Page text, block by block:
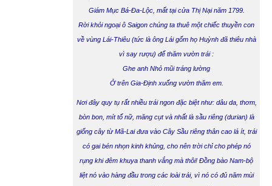
Giám Mục Bá-Đa-Lộc, mất tại cửa Thị Nại năm 1799.
Rời khỏi ngoại ô Saigon chúng ta thuê một chiếc thuyền con
về vùng Lái-Thiêu(tức là ông Lái gốm họ Huỳnh đã thiêu nhà
vì say rượu) để thăm vườn trái :
Ghe anh Nhỏ mũi tráng lường
Ở trên Gia-Định xuống vườn thăm em.
Nơi đây quy tụ rất nhiều trái ngon đặc biệt như: dâu da, thơm,
bòn bon, mít tố nữ, măng cụt và nhất là sầu riêng (durian) là
giống cây từ Mã-Lai đưa vào Cây Sầu riêng thân cao lá ít, trái
có gai bén nhọn kinh khủng, cho nên trời chỉ cho phép nó
rụng khi đêm khuya thanh vắng mà thôi! Đồng bào Nam-bộ
liệt nó vào hàng đầu trong các loài trái, vì nó có đủ năm mùi